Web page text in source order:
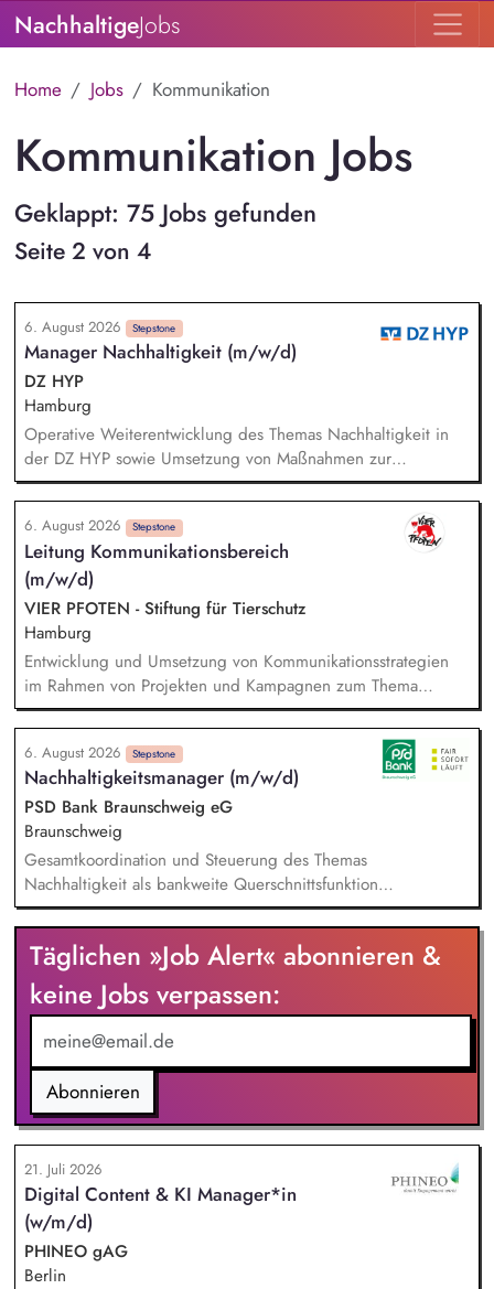
NachhaltigeJobs
Home Jobs Kommunikation
Kommunikation Jobs
Geklappt: 75 Jobs gefunden
Seite 2 von 4
6. August 2026 Stepstone
Manager Nachhaltigkeit (m/w/d)
DZ HYP
Hamburg
Operative Weiterentwicklung des Themas Nachhaltigkeit in
der DZ HYP sowie Umsetzung von Maßnahmen zur
Einhaltung der unternehmensinternen Nachhaltigkeitsziele.
Umsetzung gesetzlicher und regulatorischer Anforderungen
im Nachhaltigkeitskontext inkl. Sicherstellung der Erfüllung
von Reporting- und Offenlegungsanforderungen.
Kommunikation mit Nachhaltigkeitsratingagenturen und
Ableitung von Handlungsmaßnahmen. Analyse und
Reporting von Mobilitätsdaten sowie Datenerhebung zur
Berechnung von CO2-Emissionen in der Betriebsökologie.
6. August 2026 Stepstone
Leitung Kommunikationsbereich
(m/w/d)
VIER PFOTEN - Stiftung für Tierschutz
Hamburg
Entwicklung und Umsetzung von Kommunikationsstrategien
im Rahmen von Projekten und Kampagnen zum Thema
Tierschutz. Aufbau und Pflege eines starken, einheitlichen
Markenauftritts von VIER PFOTEN Deutschland. Entwicklung
von Social-Media-Strategien und Zielgruppen-Definitionen.
Monitoring externer Trends, um aufkommende Themen
frühzeitig zu erkennen und zeitnahe, wirkungsvolle
Kommunikationsstrategien zu gewährleisten. Budgetplanung
und Kostenstellenmanagement. Fachliche Führung der
Mitarbeitenden (Öffentlichkeitsarbeit, Brand und Content,
Digital Communications)
6. August 2026 Stepstone
Nachhaltigkeitsmanager (m/w/d)
PSD Bank Braunschweig eG
Braunschweig
Gesamtkoordination und Steuerung des Themas
Nachhaltigkeit als bankweite Querschnittsfunktion
Impulsgeber und Ansprechpartner für Vorstand,
Führungskräfte und Fachbereiche Beratung und Unterstützung
bei strategischen Fragestellungen und geschäftspolitischen
Entscheidungen Koordination und Leitung der
Nachhaltigkeitsprojekte inkl. Planung, Umsetzung und
Monitoring Initiierung von Veränderungsprozessen und aktive
Gestaltung des Transformationswegs zur nachhaltigen
Finanzwirtschaft
Täglichen »Job Alert« abonnieren &
keine Jobs verpassen:
Abonnieren
21. Juli 2026
Digital Content & KI Manager*in
(w/m/d)
PHINEO gAG
Berlin